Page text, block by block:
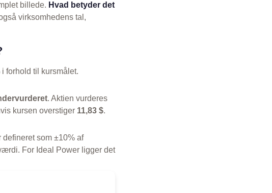
billede. Hvad betyder det
virksomhedens tal,
i forhold til kursmålet.
. Aktien vurderes
kursen overstiger 11,83 $.
som ±10% af
For Ideal Power ligger det